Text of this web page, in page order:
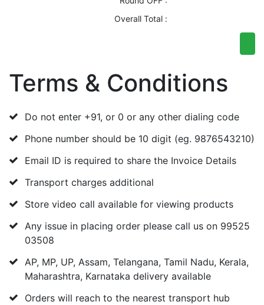
Overall Total :
Terms & Conditions
Do not enter +91, or 0 or any other dialing code
Phone number should be 10 digit (eg. 9876543210)
Email ID is required to share the Invoice Details
Transport charges additional
Store video call available for viewing products
Any issue in placing order please call us on 99525
03508
AP, MP, UP, Assam, Telangana, Tamil Nadu, Kerala,
Maharashtra, Karnataka delivery available
Orders will reach to the nearest transport hub